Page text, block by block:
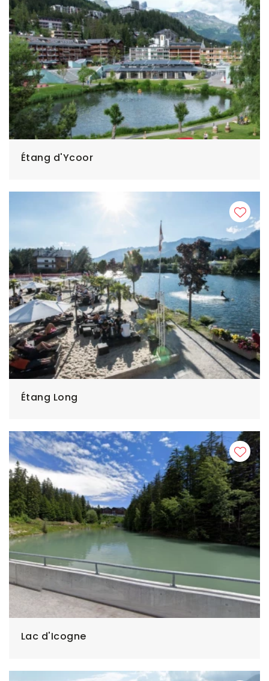
Étang d'Ycoor
Étang Long
Lac d'Icogne